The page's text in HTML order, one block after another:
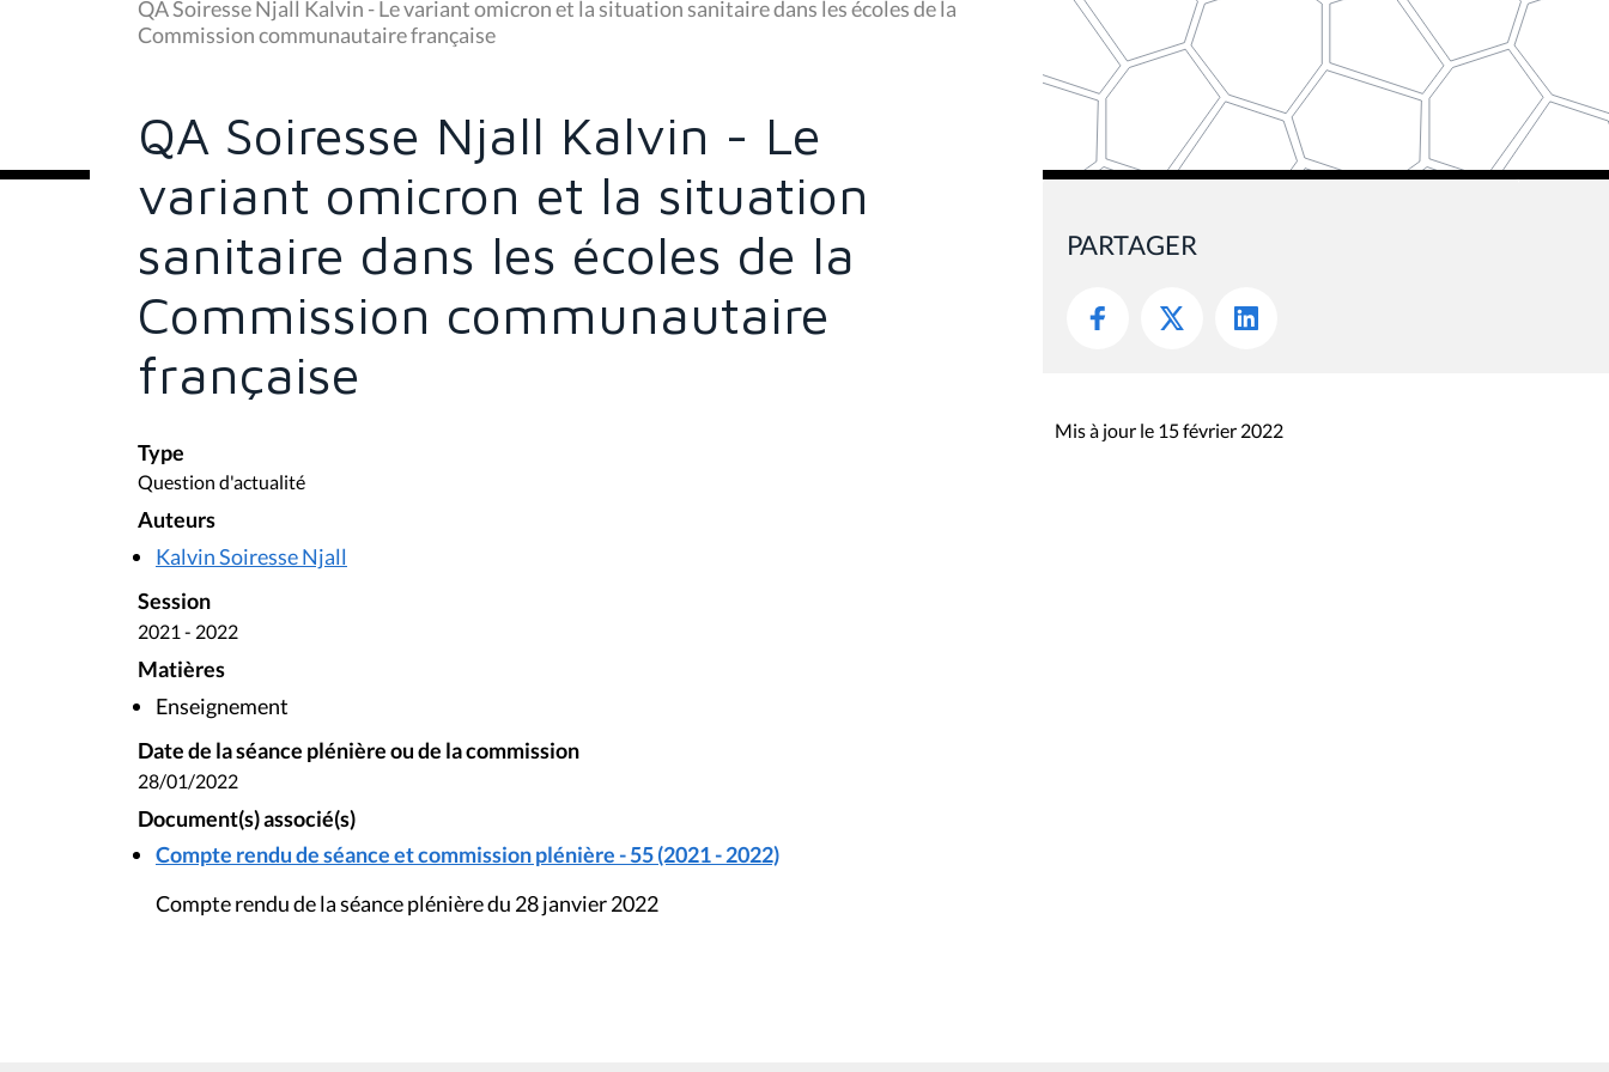
u
s
ê
c
:
QA Soiresse Njall Kalvin - Le variant omicron et la situation sanitaire dans les écoles de la
Commission communautaire française
QA Soiresse Njall Kalvin - Le
variant omicron et la situation
sanitaire dans les écoles de la
Commission communautaire
française
Type
Question d'actualité
Auteurs
Kalvin Soiresse Njall
Session
2021 - 2022
Matières
Enseignement
Date de la séance plénière ou de la commission
28/01/2022
Document(s) associé(s)
Compte rendu de séance et commission plénière - 55 (2021 - 2022)
Compte rendu de la séance plénière du 28 janvier 2022
PARTAGER
Mis à jour le 15 février 2022